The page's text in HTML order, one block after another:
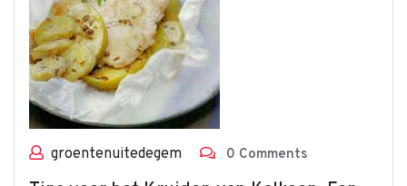
groentenuitedegem 0 Comments